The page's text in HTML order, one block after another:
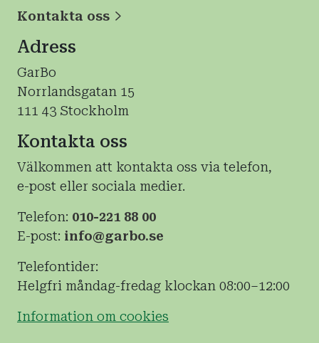
Kontakta oss
Adress
GarBo
Norrlandsgatan 15
111 43 Stockholm
Kontakta oss
Välkommen att kontakta oss via telefon,
e-post eller sociala medier.
Telefon: 010-221 88 00
E-post: info@garbo.se
Telefontider:
Helgfri måndag-fredag klockan 08:00–12:00
Information om cookies